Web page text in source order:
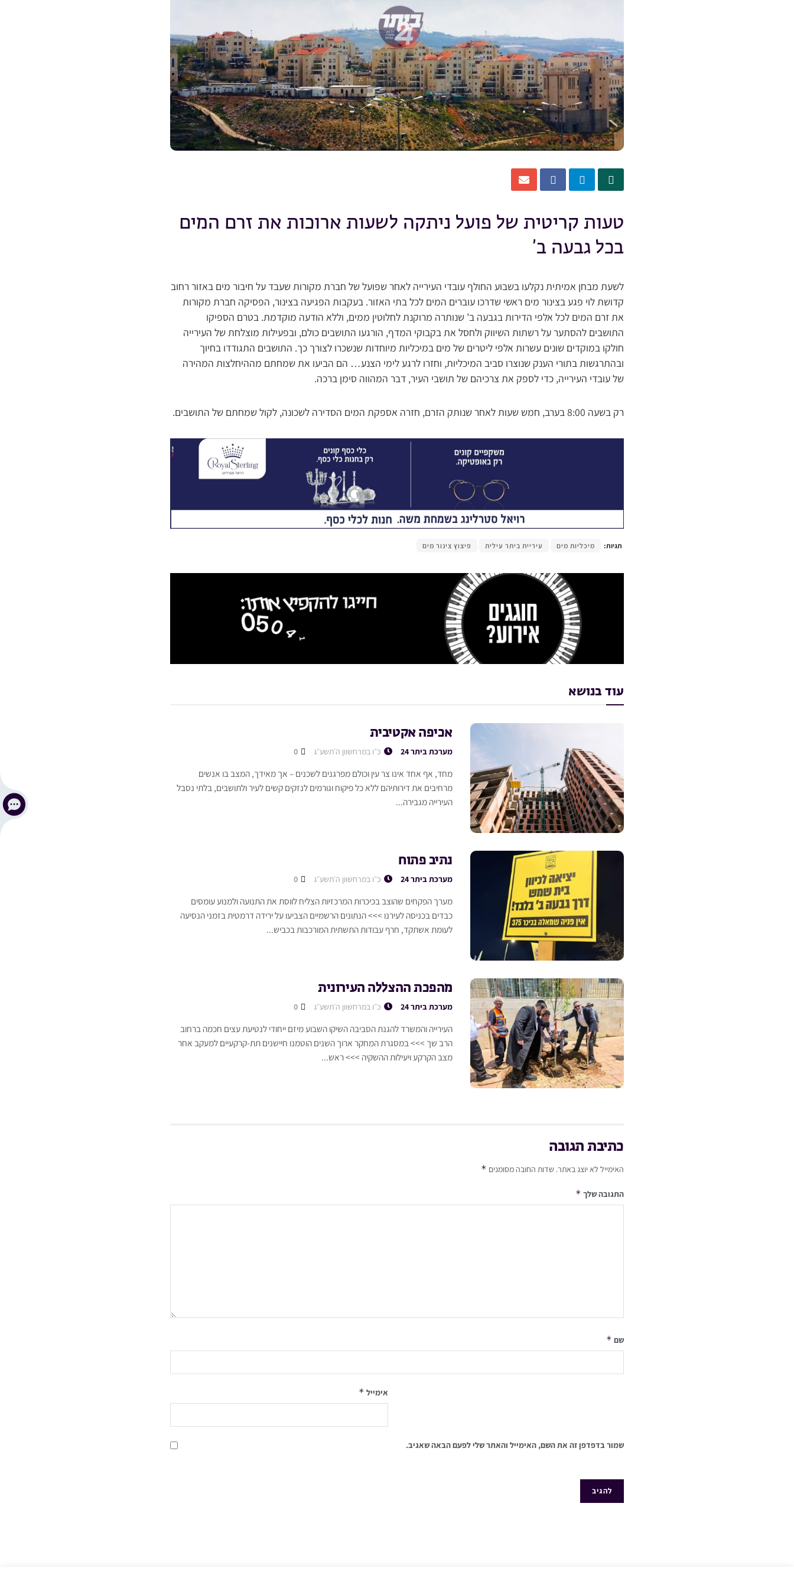
טעות קריטית של פועל ניתקה לשעות ארוכות את זרם המים
בכל גבעה ב’
לשעת מבחן אמיתית נקלעו בשבוע החולף עובדי העירייה לאחר שפועל של חברת מקורות שעבד על חיבור מים באזור רחוב
קדושת לוי פגע בצינור מים ראשי שדרכו עוברים המים לכל בתי האזור. בעקבות הפגיעה בצינור, הפסיקה חברת מקורות
את זרם המים לכל אלפי הדירות בגבעה ב’ שנותרה מרוקנת לחלוטין ממים, וללא הודעה מוקדמת. בטרם הספיקו
התושבים להסתער על רשתות השיווק ולחסל את בקבוקי המדף, הורגעו התושבים כולם, ובפעילות מוצלחת של העירייה
חולקו במוקדים שונים עשרות אלפי ליטרים של מים במיכליות מיוחדות שנשכרו לצורך כך. התושבים התגודדו בחיוך
ובהתרגשות בתורי הענק שנוצרו סביב המיכליות, וחזרו לרגע לימי הצנע… הם הביעו את שמחתם מההיחלצות המהירה
של עובדי העירייה, כדי לספק את צרכיהם של תושבי העיר, דבר המהווה סימן ברכה.
רק בשעה 8:00 בערב, חמש שעות לאחר שנותק הזרם, חזרה אספקת המים הסדירה לשכונה, לקול שמחתם של התושבים.
תגיות: מיכליות מים עיריית ביתר עילית פיצוץ צינור מים
עוד בנושא
אכיפה אקטיבית
מערכת ביתר 24 כ״ו במרחשוון ה׳תשע״ג
מחד, אף אחד אינו צר עין וכולם מפרגנים לשכנים – אך מאידך, המצב בו אנשים
מרחיבים את דירותיהם ללא כל פיקוח וגורמים לנזקים קשים לעיר ולתושבים, בלתי נסבל
העירייה מגבירה...
נתיב פתוח
מערכת ביתר 24 כ״ו במרחשוון ה׳תשע״ג
מערך הפקחים שהוצב בכיכרות המרכזיות הצליח לווסת את התנועה ולמנוע עומסים
כבדים בכניסה לעירנו >>> הנתונים הרשמיים הצביעו על ירידה דרמטית בזמני הנסיעה
לעומת אשתקד, חרף עבודות התשתית המורכבות בכביש...
מהפכת ההצללה העירונית
מערכת ביתר 24 כ״ו במרחשוון ה׳תשע״ג
העירייה והמשרד להגנת הסביבה השיקו השבוע מיזם ייחודי לנטיעת עצים חכמה ברחוב
הרב שך >>> במסגרת המחקר ארוך השנים הוטמנו חיישנים תת-קרקעיים למעקב אחר
מצב הקרקע ויעילות ההשקיה >>> ראש...
כתיבת תגובה
האימייל לא יוצג באתר. שדות החובה מסומנים *
התגובה שלך *
שם *
אימייל *
שמור בדפדפן זה את השם, האימייל והאתר שלי לפעם הבאה שאגיב.